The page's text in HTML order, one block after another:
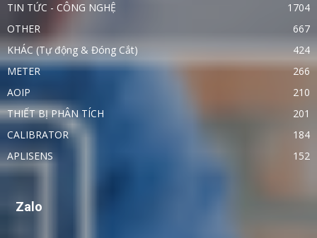
TIN TỨC - CÔNG NGHỆ
1704
OTHER
667
KHÁC (Tự động & Đóng Cắt)
424
METER
266
AOIP
210
THIẾT BỊ PHÂN TÍCH
201
CALIBRATOR
184
APLISENS
152
Zalo